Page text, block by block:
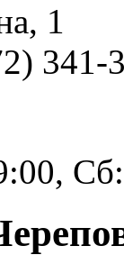
1
341-